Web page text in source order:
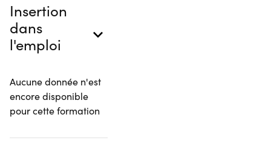
Insertion
dans
l'emploi
Aucune donnée n'est
encore disponible
pour cette formation